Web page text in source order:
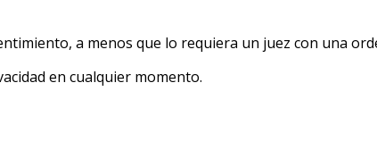
a menos que lo requiera un juez con una
en cualquier momento.